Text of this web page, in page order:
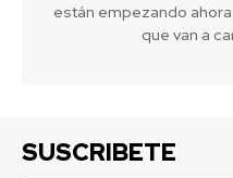
están empezando
que van a
SUSCRIBETE